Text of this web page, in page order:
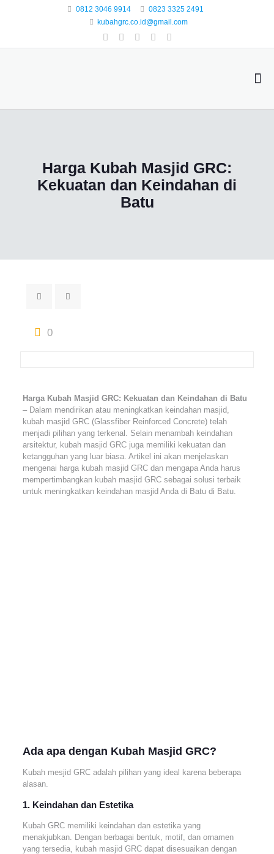
0812 3046 9914
0823 3325 2491
kubahgrc.co.id@gmail.com
Harga Kubah Masjid GRC:
Kekuatan dan Keindahan di
Batu
0
Harga Kubah Masjid GRC: Kekuatan dan Keindahan di Batu
– Dalam mendirikan atau meningkatkan keindahan masjid,
kubah masjid GRC (Glassfiber Reinforced Concrete) telah
menjadi pilihan yang terkenal. Selain menambah keindahan
arsitektur, kubah masjid GRC juga memiliki kekuatan dan
ketangguhan yang luar biasa. Artikel ini akan menjelaskan
mengenai harga kubah masjid GRC dan mengapa Anda harus
mempertimbangkan kubah masjid GRC sebagai solusi terbaik
untuk meningkatkan keindahan masjid Anda di Batu di Batu.
Ada apa dengan Kubah Masjid GRC?
Kubah mesjid GRC adalah pilihan yang ideal karena beberapa
alasan.
1. Keindahan dan Estetika
Kubah GRC memiliki keindahan dan estetika yang
menakjubkan. Dengan berbagai bentuk, motif, dan ornamen
yang tersedia, kubah masjid GRC dapat disesuaikan dengan